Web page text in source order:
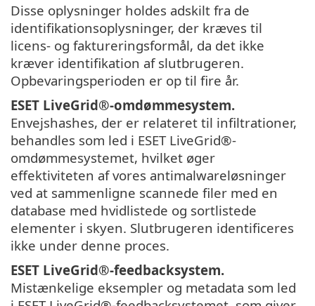
Disse oplysninger holdes adskilt fra de
identifikationsoplysninger, der kræves til
licens- og faktureringsformål, da det ikke
kræver identifikation af slutbrugeren.
Opbevaringsperioden er op til fire år.
ESET LiveGrid®-omdømmesystem.
Envejshashes, der er relateret til infiltrationer,
behandles som led i ESET LiveGrid®-
omdømmesystemet, hvilket øger
effektiviteten af vores antimalwareløsninger
ved at sammenligne scannede filer med en
database med hvidlistede og sortlistede
elementer i skyen. Slutbrugeren identificeres
ikke under denne proces.
ESET LiveGrid®-feedbacksystem.
Mistænkelige eksempler og metadata som led